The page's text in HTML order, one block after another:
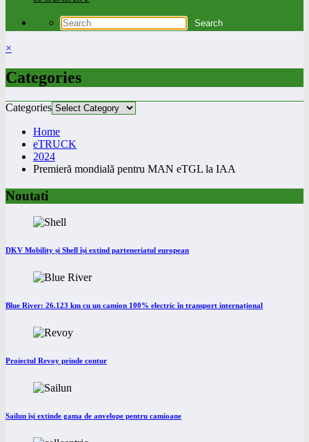
×
Categories
Categories
Home
eTRUCK
2024
Premieră mondială pentru MAN eTGL la IAA
Noutati
DKV Mobility și Shell își extind parteneriatul european
Blue River: 26.123 km cu un camion 100% electric în transport internațional
Proiectul Revoy prinde contur
Sailun își extinde gama de anvelope pentru camioane